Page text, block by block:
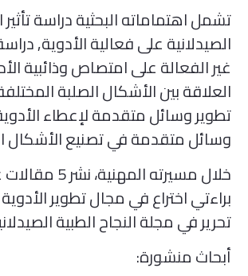
تشمل اهتماماته البحثية دراسة
الصيدلانية على فعالية الأدوية,
غير الفعالة على امتصاص وذائبية
العلاقة بين الأشكال الصلبة
تطوير وسائل متقدمة لإعطاء
وسائل متقدمة في تصنيع الأشكال
خلال مسيرته
براءتي اختراع في مجال تطوير
تحرير في مجلة النجاح الطبية
أبحاث منشورة: